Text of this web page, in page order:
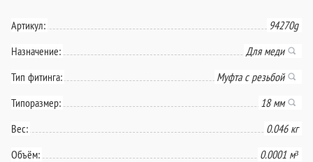
Артикул:
94270g
Назначение:
Для меди
Тип фитинга:
Муфта с резьбой
Типоразмер:
18 мм
Вес:
0.046 кг
Объём:
0.0001 м³